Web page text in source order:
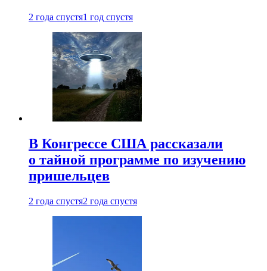
2 года спустя1 год спустя
В Конгрессе США рассказали
о тайной программе по изучению
пришельцев
2 года спустя2 года спустя